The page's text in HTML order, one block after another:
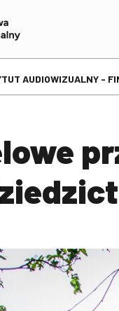
AUDIOWIZUALNY -